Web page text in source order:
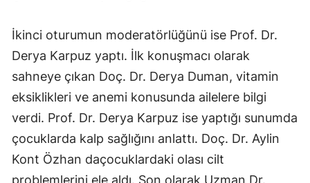
İkinci oturumun moderatörlüğünü ise Prof. Dr.
Derya Karpuz yaptı. İlk konuşmacı olarak
sahneye çıkan Doç. Dr. Derya Duman, vitamin
eksiklikleri ve anemi konusunda ailelere bilgi
verdi. Prof. Dr. Derya Karpuz ise yaptığı sunumda
çocuklarda kalp sağlığını anlattı. Doç. Dr. Aylin
Kont Özhan daçocuklardaki olası cilt
problemlerini ele aldı. Son olarak Uzman Dr.